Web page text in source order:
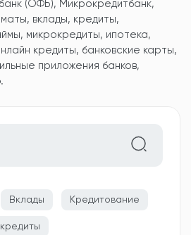
(ОФБ), Микрокредитбанк,
вклады, кредиты,
микрокредиты, ипотека,
кредиты, банковские карты,
приложения банков,
Вклады Кредитование